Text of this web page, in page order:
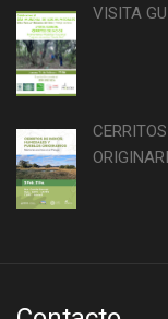
VISITA